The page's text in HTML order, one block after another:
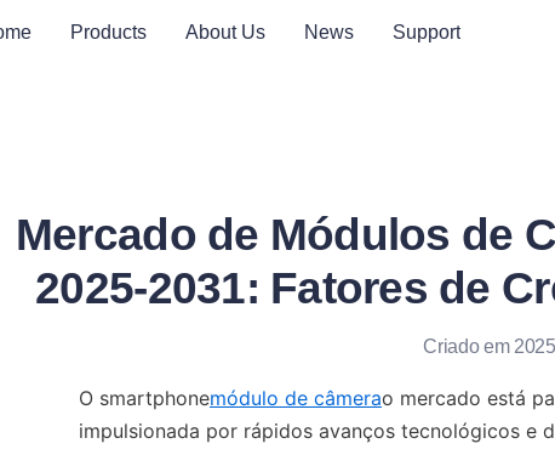
Products About Us News Support
Mercado de Módulos de
2025-2031: Fatores de
Criado em
O smartphonemódulo de câmerao mercado está
impulsionada por rápidos avanços tecnológicos e